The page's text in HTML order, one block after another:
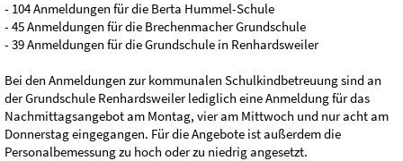
- 104 Anmeldungen für die Berta Hummel-Schule
- 45 Anmeldungen für die Brechenmacher Grundschule
- 39 Anmeldungen für die Grundschule in Renhardsweiler
Bei den Anmeldungen zur kommunalen Schulkindbetreuung sind an
der Grundschule Renhardsweiler lediglich eine Anmeldung für das
Nachmittagsangebot am Montag, vier am Mittwoch und nur acht am
Donnerstag eingegangen. Für die Angebote ist außerdem die
Personalbemessung zu hoch oder zu niedrig angesetzt.